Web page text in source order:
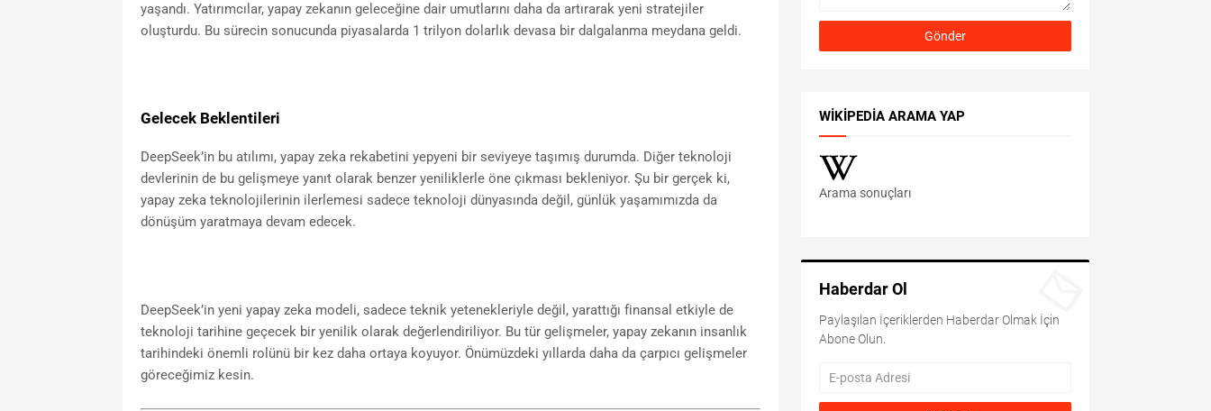
yaşandı. Yatırımcılar, yapay zekanın geleceğine dair umutlarını daha da artırarak yeni stratejiler
oluşturdu. Bu sürecin sonucunda piyasalarda 1 trilyon dolarlık devasa bir dalgalanma meydana geldi.
Gelecek Beklentileri
DeepSeek’in bu atılımı, yapay zeka rekabetini yepyeni bir seviyeye taşımış durumda. Diğer teknoloji
devlerinin de bu gelişmeye yanıt olarak benzer yeniliklerle öne çıkması bekleniyor. Şu bir gerçek ki,
yapay zeka teknolojilerinin ilerlemesi sadece teknoloji dünyasında değil, günlük yaşamımızda da
dönüşüm yaratmaya devam edecek.
DeepSeek’in yeni yapay zeka modeli, sadece teknik yetenekleriyle değil, yarattığı finansal etkiyle de
teknoloji tarihine geçecek bir yenilik olarak değerlendiriliyor. Bu tür gelişmeler, yapay zekanın insanlık
tarihindeki önemli rolünü bir kez daha ortaya koyuyor. Önümüzdeki yıllarda daha da çarpıcı gelişmeler
göreceğimiz kesin.
WIKIPEDIA ARAMA YAP
Arama sonuçları
Haberdar Ol
Paylaşılan İçeriklerden Haberdar Olmak İçin
Abone Olun.